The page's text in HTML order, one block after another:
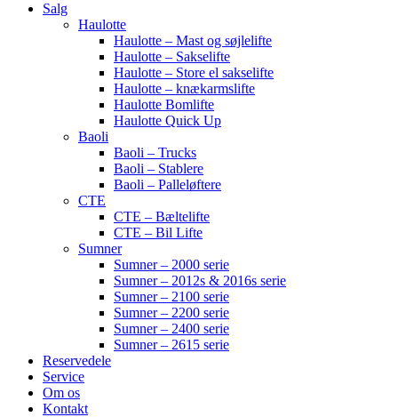
Salg
Haulotte
Haulotte – Mast og søjlelifte
Haulotte – Sakselifte
Haulotte – Store el sakselifte
Haulotte – knækarmslifte
Haulotte Bomlifte
Haulotte Quick Up
Baoli
Baoli – Trucks
Baoli – Stablere
Baoli – Palleløftere
CTE
CTE – Bæltelifte
CTE – Bil Lifte
Sumner
Sumner – 2000 serie
Sumner – 2012s & 2016s serie
Sumner – 2100 serie
Sumner – 2200 serie
Sumner – 2400 serie
Sumner – 2615 serie
Reservedele
Service
Om os
Kontakt